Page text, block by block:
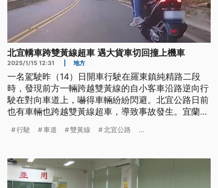
北宜轎車跨雙黃線超車 遇大貨車切回撞上機車
2025/1/15 12:31 地方
一名駕駛昨（14）日開車行駛在羅東鎮純精路二段
時，發現前方一輛跨越雙黃線的自小客車沿路逆向行
駛在對向車道上，嚇得車輛紛紛閃避。北宜公路日前
也有車輛也跨越雙黃線超車，導致事故發生。宜蘭縣
案件，成功舉發件數變多；警方呼籲民眾遵守標線行
行駛 車道 雙黃線 北宜公路 ...